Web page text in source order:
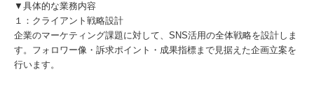
▼具体的な業務内容
１：クライアント戦略設計
企業のマーケティング課題に対して、SNS活用の全体戦略を設計しま
す。フォロワー像・訴求ポイント・成果指標まで見据えた企画立案を
行います。